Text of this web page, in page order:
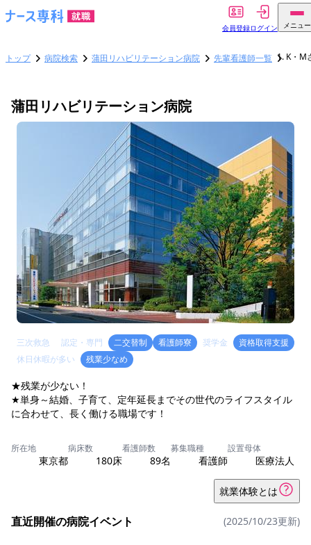
会員登録ログイン メニュー
トップ 病院検索 蒲田リハビリテーション病院 先輩看護師一覧 K・M
蒲田リハビリテーション病院
三次救急 認定・専門 二交替制 看護師寮 奨学金
資格取得支援
休日休暇が多い
残業少なめ
★残業が少ない！
★単身～結婚、子育て、定年延長までその世代のライフスタイル
所在地
東京都
病床数
180床
看護師数
89名
募集職種
看護師
設置母体
医療法人
就業体験とは
直近開催の病院イベント (2025/10/23更新)